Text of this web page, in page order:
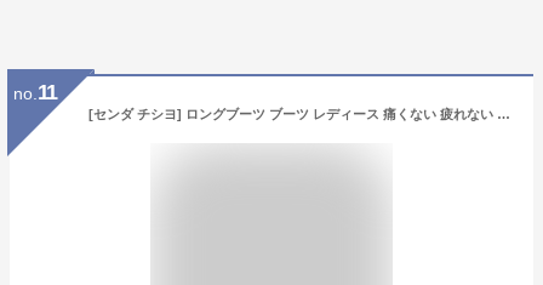
no. 11
[センダ チシヨ] ロングブーツ ブーツ レディース 痛くない 疲れない 膝丈 ブラック エンジニアブーツ ジョッキーブーツ 黒 大きいサイズ 歩きやすい 疲れにくい 太ヒール 26.5cm 4cmヒール 美脚 バックジッパー 舞台用 演出 コスプレ 長靴 通気性